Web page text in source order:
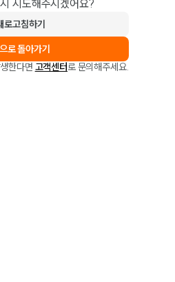
시도해주시겠어요?
로고침하기
로 돌아가기
한다면 고객센터로 문의해주세요.